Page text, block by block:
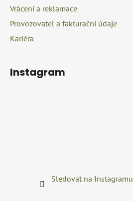
i
s
Vrácení a reklamace
Provozovatel a fakturační údaje
Kariéra
Instagram
Sledovat na Instagramu